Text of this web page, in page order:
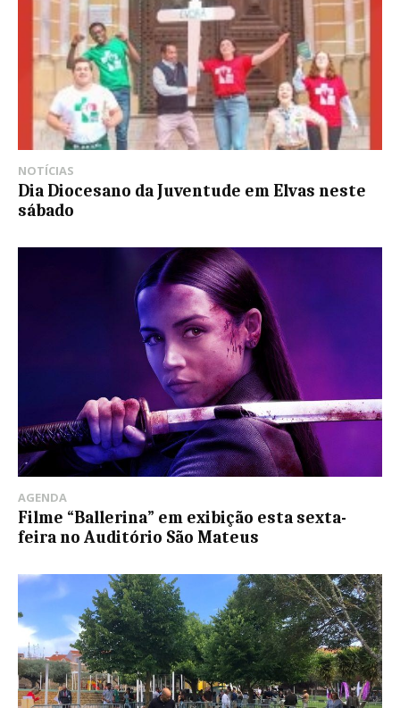
NOTÍCIAS
Dia Diocesano da Juventude em Elvas neste
sábado
AGENDA
Filme “Ballerina” em exibição esta sexta-
feira no Auditório São Mateus